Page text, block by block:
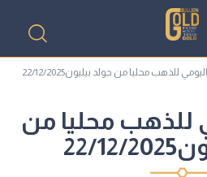
للذهب محليا من جولد بيليون22/12/2025
للذهب محليا من